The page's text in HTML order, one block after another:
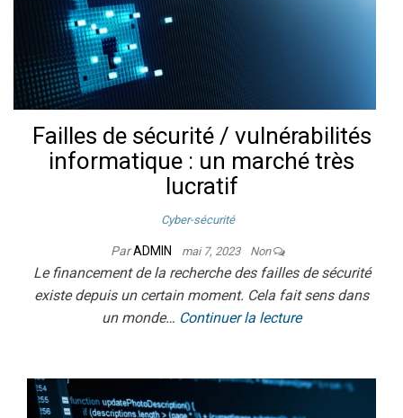
Failles de sécurité / vulnérabilités
informatique : un marché très
lucratif
Cyber-sécurité
ParADMIN mai 7, 2023 Non
Le financement de la recherche des failles de sécurité
existe depuis un certain moment. Cela fait sens dans
un monde… Continuer la lecture